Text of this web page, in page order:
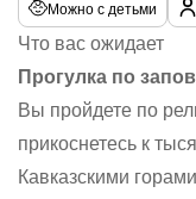
Можно с детьми
Что вас ожидает
Прогулка по
Вы пройдете по
прикоснетесь к
Кавказскими